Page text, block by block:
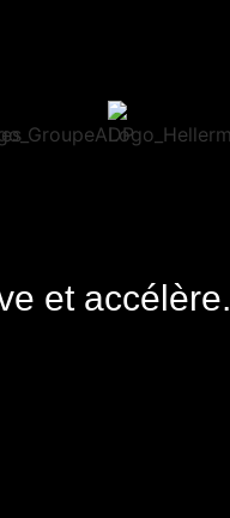
et accélère.